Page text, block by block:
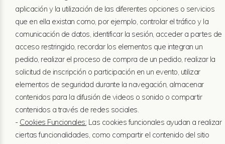
aplicación y la utilización de las diferentes opciones o servicios
que en ella existan como, por ejemplo, controlar el tráfico y la
comunicación de datos, identificar la sesión, acceder a partes de
acceso restringido, recordar los elementos que integran un
pedido, realizar el proceso de compra de un pedido, realizar la
solicitud de inscripción o participación en un evento, utilizar
elementos de seguridad durante la navegación, almacenar
contenidos para la difusión de videos o sonido o compartir
contenidos a través de redes sociales.
- Cookies Funcionales: Las cookies funcionales ayudan a realizar
ciertas funcionalidades, como compartir el contenido del sitio